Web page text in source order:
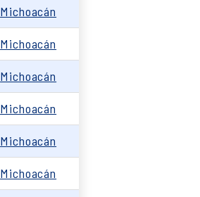
Michoacán
Michoacán
Michoacán
Michoacán
Michoacán
Michoacán